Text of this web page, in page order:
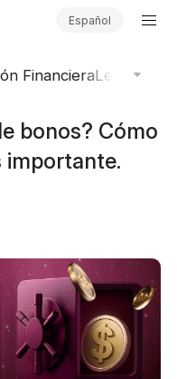
Español
FinancieraLeyendas
bonos? Cómo
importante.